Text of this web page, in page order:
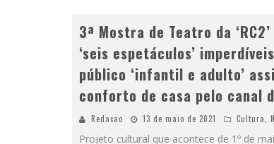
3ª Mostra de Teatro da
‘seis espetáculos’
público ‘infantil e adulto’
conforto de casa pelo canal
Redacao 13 de maio de 2021 Cultura
Projeto cultural que acontece de 1º de